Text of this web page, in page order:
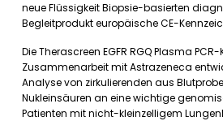
neue Flüssigkeit Biopsie-basierten
Begleitprodukt europäische CE-
Die Therascreen EGFR RGQ Plasma
Zusammenarbeit mit Astrazeneca
Analyse von zirkulierenden aus
Nukleinsäuren an eine wichtige
Patienten mit nicht-kleinzelligem